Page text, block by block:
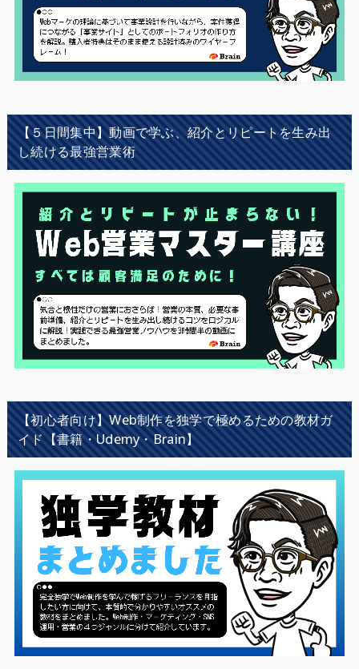
【５日間集中】動画で学ぶ、紹介とリピートを生み出
し続ける最強営業術
【初心者向け】Web制作を独学で極めるための教材ガ
イド【書籍・Udemy・Brain】